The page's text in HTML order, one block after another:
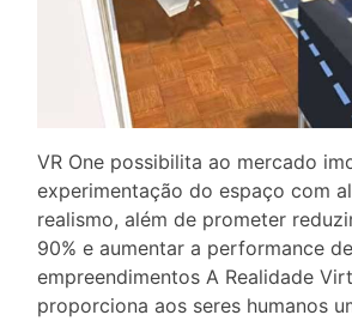
VR One possibilita ao mercado
experimentação do espaço com
realismo, além de prometer
90% e aumentar a performance
empreendimentos A Realidade
proporciona aos seres humanos